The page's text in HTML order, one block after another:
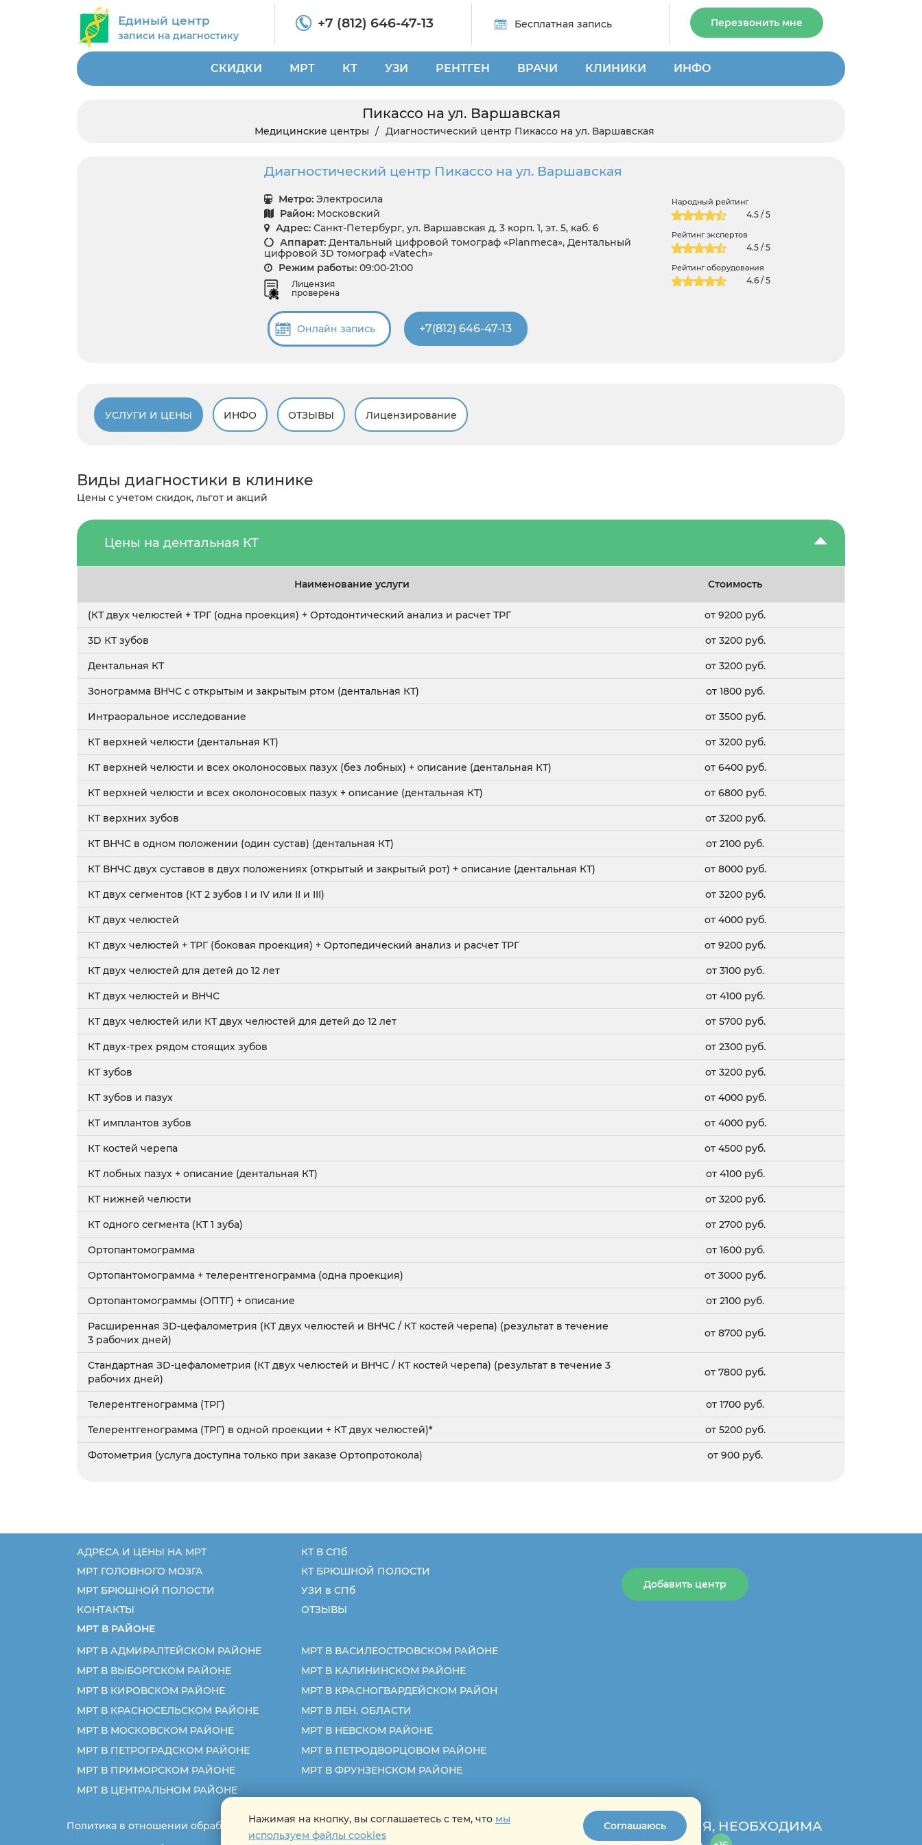
Единый центр
записи на диагностику
+7 (812) 646-47-13 Бесплатная запись Перезвонить мне
СКИДКИ МРТ КТ УЗИ РЕНТГЕН ВРАЧИ КЛИНИКИ ИНФО
Пикассо на ул. Варшавская
Медицинские центры Диагностический центр Пикассо на ул. Варшавская
Диагностический центр Пикассо на ул. Варшавская
Метро: Электросила
Район: Московский
Адрес: Санкт-Петербург, ул. Варшавская д. 3 корп. 1, эт. 5, каб. 6
Аппарат: Дентальный цифровой томограф «Planmeca», Дентальный
цифровой 3D томограф «Vatech»
Режим работы: 09:00-21:00
Лицензия
проверена
Народный рейтинг
4.5 / 5
Рейтинг экспертов
4.5 / 5
Рейтинг оборудования
4.6 / 5
Онлайн запись +7(812) 646-47-13
УСЛУГИ И ЦЕНЫ ИНФО ОТЗЫВЫ Лицензирование
Виды диагностики в клинике
Цены с учетом скидок, льгот и акций
Цены на дентальная КТ
Наименование услуги Стоимость
(КТ двух челюстей + ТРГ (одна проекция) + Ортодонтический анализ и расчет ТРГ от 9200 руб.
3D КТ зубов от 3200 руб.
Дентальная КТ от 3200 руб.
Зонограмма ВНЧС с открытым и закрытым ртом (дентальная КТ) от 1800 руб.
Интраоральное исследование от 3500 руб.
КТ верхней челюсти (дентальная КТ) от 3200 руб.
КТ верхней челюсти и всех околоносовых пазух (без лобных) + описание (дентальная КТ) от 6400 руб.
КТ верхней челюсти и всех околоносовых пазух + описание (дентальная КТ) от 6800 руб.
КТ верхних зубов от 3200 руб.
КТ ВНЧС в одном положении (один сустав) (дентальная КТ) от 2100 руб.
КТ ВНЧС двух суставов в двух положениях (открытый и закрытый рот) + описание (дентальная КТ) от 8000 руб.
КТ двух сегментов (КТ 2 зубов I и IV или II и III) от 3200 руб.
КТ двух челюстей от 4000 руб.
КТ двух челюстей + ТРГ (боковая проекция) + Ортопедический анализ и расчет ТРГ от 9200 руб.
КТ двух челюстей для детей до 12 лет от 3100 руб.
КТ двух челюстей и ВНЧС от 4100 руб.
КТ двух челюстей или КТ двух челюстей для детей до 12 лет от 5700 руб.
КТ двух-трех рядом стоящих зубов от 2300 руб.
КТ зубов от 3200 руб.
КТ зубов и пазух от 4000 руб.
КТ имплантов зубов от 4000 руб.
КТ костей черепа от 4500 руб.
КТ лобных пазух + описание (дентальная КТ) от 4100 руб.
КТ нижней челюсти от 3200 руб.
КТ одного сегмента (КТ 1 зуба) от 2700 руб.
Ортопантомограмма от 1600 руб.
Ортопантомограмма + телерентгенограмма (одна проекция) от 3000 руб.
Ортопантомограммы (ОПТГ) + описание от 2100 руб.
Расширенная ЗD-цефалометрия (КТ двух челюстей и ВНЧС / КТ костей черепа) (результат в течение
3 рабочих дней)
от 8700 руб.
Стандартная ЗD-цефалометрия (КТ двух челюстей и ВНЧС / КТ костей черепа) (результат в течение 3
рабочих дней)
от 7800 руб.
Телерентгенограмма (ТРГ) от 1700 руб.
Телерентгенограмма (ТРГ) в одной проекции + КТ двух челюстей)* от 5200 руб.
Фотометрия (услуга доступна только при заказе Ортопротокола) от 900 руб.
АДРЕСА И ЦЕНЫ НА МРТ
КТ В СПб
МРТ ГОЛОВНОГО МОЗГА
КТ БРЮШНОЙ ПОЛОСТИ
МРТ БРЮШНОЙ ПОЛОСТИ
УЗИ в СПб
КОНТАКТЫ
ОТЗЫВЫ
МРТ В РАЙОНЕ
МРТ В АДМИРАЛТЕЙСКОМ РАЙОНЕ
МРТ В ВАСИЛЕОСТРОВСКОМ РАЙОНЕ
МРТ В ВЫБОРГСКОМ РАЙОНЕ
МРТ В КАЛИНИНСКОМ РАЙОНЕ
МРТ В КИРОВСКОМ РАЙОНЕ
МРТ В КРАСНОГВАРДЕЙСКОМ РАЙОН
МРТ В КРАСНОСЕЛЬСКОМ РАЙОНЕ
МРТ В ЛЕН. ОБЛАСТИ
МРТ В МОСКОВСКОМ РАЙОНЕ
МРТ В НЕВСКОМ РАЙОНЕ
МРТ В ПЕТРОГРАДСКОМ РАЙОНЕ
МРТ В ПЕТРОДВОРЦОВОМ РАЙОНЕ
МРТ В ПРИМОРСКОМ РАЙОНЕ
МРТ В ФРУНЗЕНСКОМ РАЙОНЕ
МРТ В ЦЕНТРАЛЬНОМ РАЙОНЕ
Добавить центр
Политика в отношении обработки персональных данных
ИМЕЮТСЯ ПРОТИВОПОКАЗАНИЯ, НЕОБХОДИМА
Нажимая на кнопку, вы соглашаетесь с тем, что мы
используем файлы cookies
Соглашаюсь